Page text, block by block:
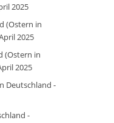
2025
(Ostern in
2025
(Ostern in
2025
Deutschland -
-